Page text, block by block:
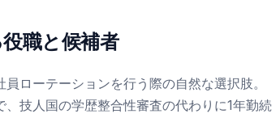
職と候補者
ローテーションを行う際の自然な選択肢。
技人国の学歴整合性審査の代わりに1年勤続